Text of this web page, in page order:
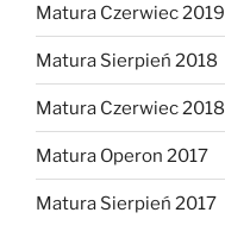
Matura Czerwiec 2019
Matura Sierpień 2018
Matura Czerwiec 2018
Matura Operon 2017
Matura Sierpień 2017